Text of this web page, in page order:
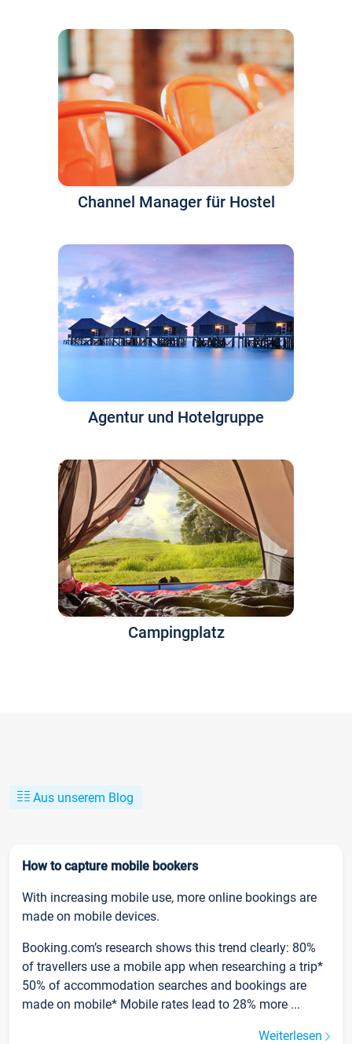
Channel Manager für Hostel
Agentur und Hotelgruppe
Campingplatz
Aus unserem Blog
How to capture mobile bookers
With increasing mobile use, more online bookings are
made on mobile devices.
Booking.com’s research shows this trend clearly: 80%
of travellers use a mobile app when researching a trip*
50% of accommodation searches and bookings are
made on mobile* Mobile rates lead to 28% more ...
Weiterlesen